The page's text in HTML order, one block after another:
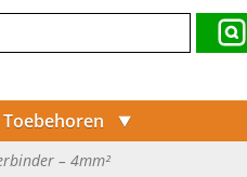
Toebehoren ⯆
– 4mm²